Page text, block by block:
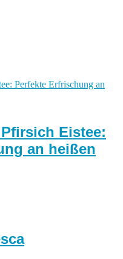
Eistee:
an heißen